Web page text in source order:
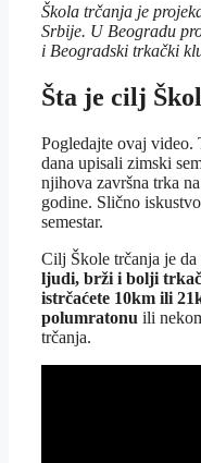
Škola trčanja je
Srbije. U Beogradu
i Beogradski trkački
Šta je cilj
Pogledajte ovaj video.
dana upisali zimski
njihova završna trka
godine. Slično
semestar.
Cilj Škole trčanja je da
ljudi, brži i bolji
istrčaćete 10km ili
polumratonu ili
trčanja.